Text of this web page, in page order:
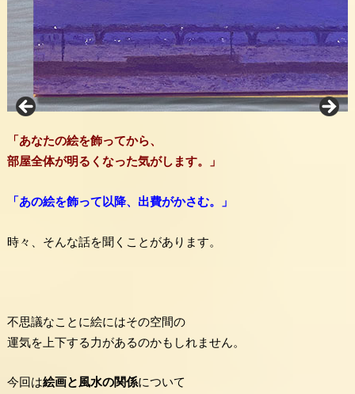
「あなたの絵を飾ってから、
部屋全体が明るくなった気がします。」
「あの絵を飾って以降、出費がかさむ。」
時々、そんな話を聞くことがあります。
不思議なことに絵にはその空間の
運気を上下する力があるのかもしれません。
今回は絵画と風水の関係について